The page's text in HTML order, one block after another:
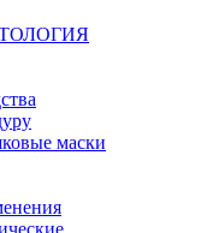
маски